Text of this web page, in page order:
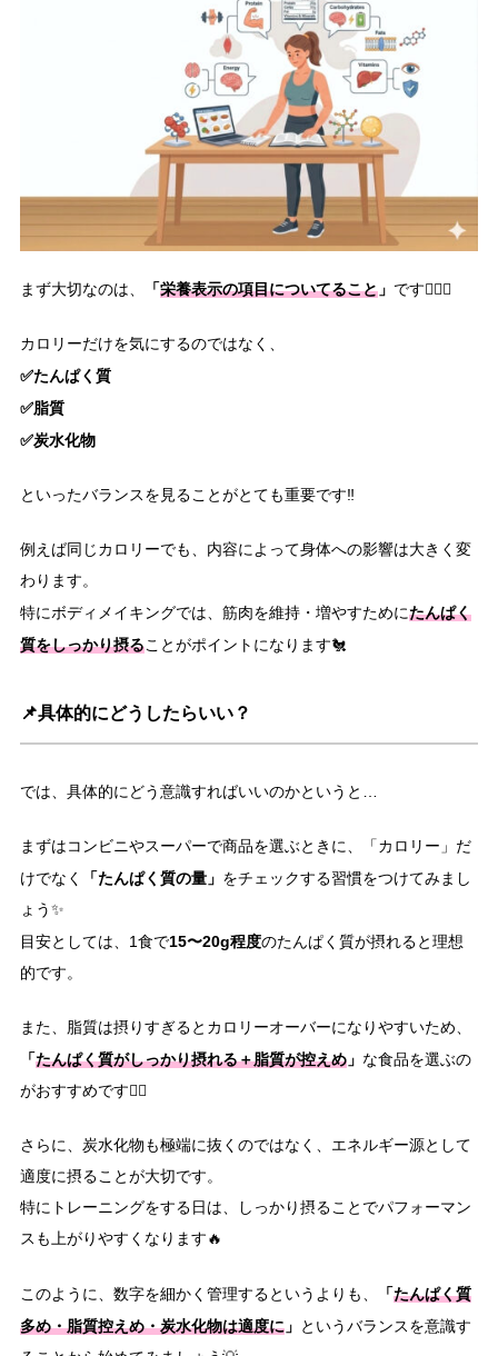
まず大切なのは、 「栄養表示の項目についてること」 です💁🏻‍♀️
カロリーだけを気にするのではなく、
✅たんぱく質
✅脂質
✅炭水化物
といったバランスを見ることがとても重要です‼️
例えば同じカロリーでも、内容によって身体への影響は大きく変
わります。
特にボディメイキングでは、筋肉を維持・増やすためにたんぱく
質をしっかり摂ることがポイントになります🐔
📌具体的にどうしたらいい？
では、具体的にどう意識すればいいのかというと…
まずはコンビニやスーパーで商品を選ぶときに、「カロリー」だ
けでなく
「たんぱく質の量」 をチェックする習慣をつけてみまし
ょう✨
目安としては、1食で15〜20g程度のたんぱく質が摂れると理想
的です。
また、脂質は摂りすぎるとカロリーオーバーになりやすいため、
「たんぱく質がしっかり摂れる＋脂質が控えめ」 な食品を選ぶの
がおすすめです👍🏻
さらに、炭水化物も極端に抜くのではなく、エネルギー源として
適度に摂ることが大切です。
特にトレーニングをする日は、しっかり摂ることでパフォーマン
スも上がりやすくなります🔥
このように、数字を細かく管理するというよりも、 「たんぱく質
多め・脂質控えめ・炭水化物は適度に」 というバランスを意識す